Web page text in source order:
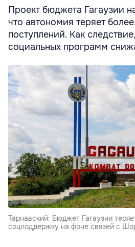
Проект бюджета Гагаузии
что автономия теряет
поступлений. Как
социальных программ
Тарнавский: Бюджет Гагаузии
соцподдержку на фоне связей с